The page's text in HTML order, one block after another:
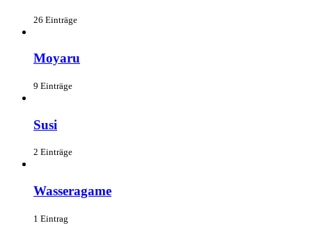
26 Einträge
Moyaru
9 Einträge
Susi
2 Einträge
Wasseragame
1 Eintrag